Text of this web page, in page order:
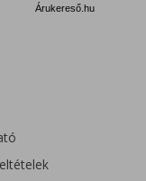
Árukereső.hu